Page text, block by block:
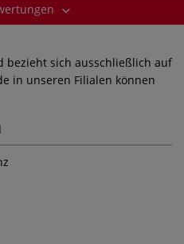
bezieht sich ausschließlich auf
in unseren Filialen können